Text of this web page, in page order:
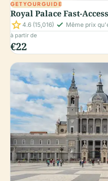
GETYOURGUIDE
Royal Palace Fast-
star4.6 (15,016) check_small Même prix
à partir de
€22